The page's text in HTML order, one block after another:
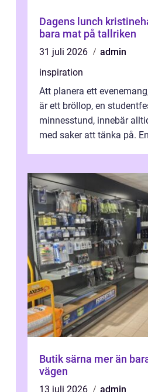
Dagens lunch kristinehamn
bara mat på tallriken
31 juli 2026
admin
inspiration
Att planera ett
är ett bröllop, en
minnesstund, innebär
med saker att tänka på.
Butik särna mer än bara en mack vid
vägen
13 juli 2026 admin